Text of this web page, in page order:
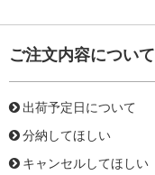
ご注文内容について
出荷予定日について
分納してほしい
キャンセルしてほしい